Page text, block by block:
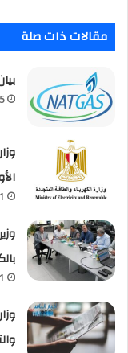
مقالات ذات صلة
5 أغسطس، 2026
31
31